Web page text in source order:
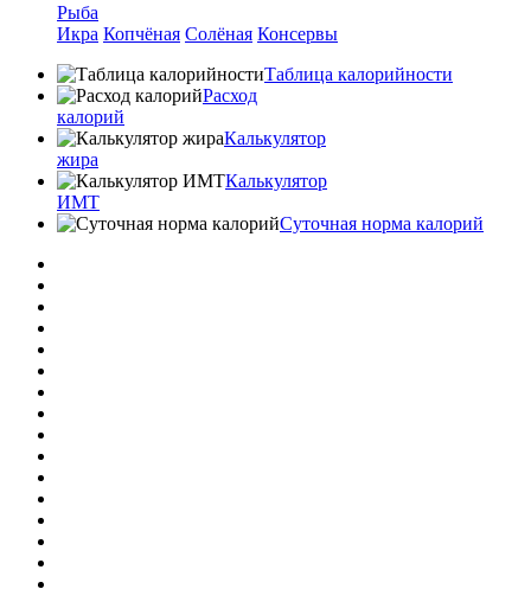
Рыба
Икра Копчёная Солёная Консервы
Таблица калорийности
Расход
калорий
Калькулятор
жира
Калькулятор
ИМТ
Суточная норма калорий